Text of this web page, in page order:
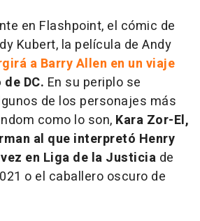
en Flashpoint, el cómic de
Kubert, la película de Andy
a Barry Allen en un viaje
DC. En su periplo se
de los personajes más
como lo son, Kara Zor-El,
al que interpretó Henry
en Liga de la Justicia de
o el caballero oscuro de